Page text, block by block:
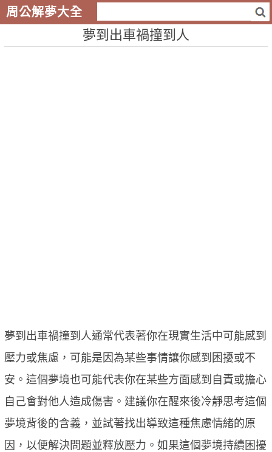
周公解夢大全
夢到出車禍撞到人
夢到出車禍撞到人通常代表著你在現實生活中可能感到
壓力或焦慮，可能是因為某些事情讓你感到困擾或不
安。這個夢境也可能代表你在某些方面感到自責或擔心
自己會對他人造成傷害。建議你在醒來後冷靜思考這個
夢境背後的含義，並試著找出導致這種焦慮情緒的原
因，以便解決問題並釋放壓力。如果這個夢境持續困擾